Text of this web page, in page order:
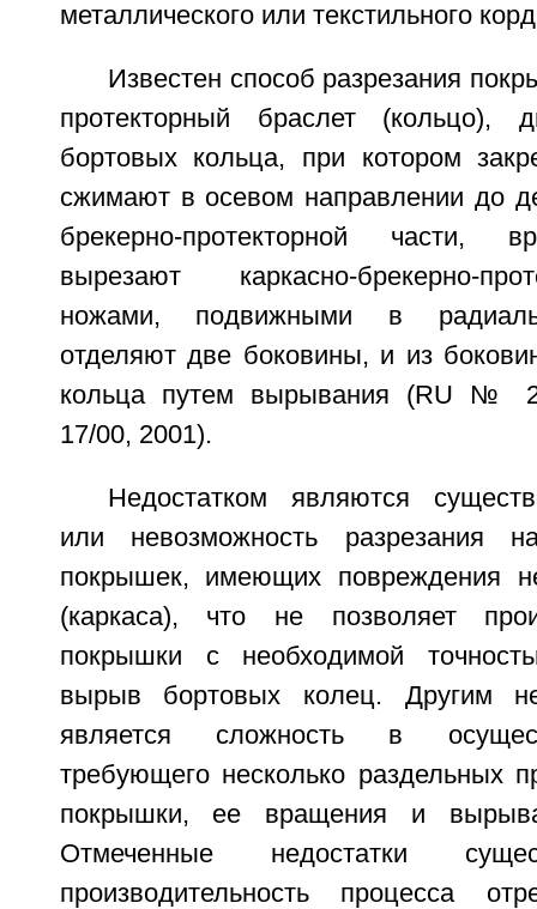
металлического или текстильного
Известен способ разрезания
протекторный браслет (кольцо),
бортовых кольца, при котором
сжимают в осевом направлении до
брекерно-протекторной части,
вырезают каркасно-брекерно-
ножами, подвижными в
отделяют две боковины, и из
кольца путем вырывания (RU №
17/00, 2001).
Недостатком являются
или невозможность разрезания
покрышек, имеющих повреждения
(каркаса), что не позволяет
покрышки с необходимой
вырыв бортовых колец. Другим
является сложность в
требующего несколько раздельных
покрышки, ее вращения и
Отмеченные недостатки
производительность процесса